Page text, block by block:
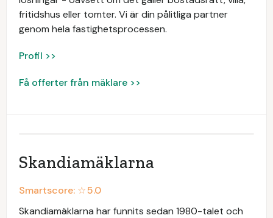
fritidshus eller tomter. Vi är din pålitliga partner
genom hela fastighetsprocessen.
Profil >>
Få offerter från mäklare >>
Skandiamäklarna
Smartscore: ☆5.0
Skandiamäklarna har funnits sedan 1980-talet och